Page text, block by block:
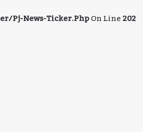
pj-News-Ticker.phpOn Line202